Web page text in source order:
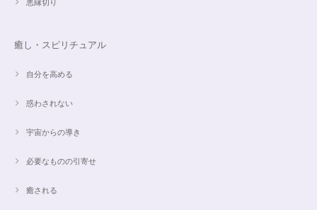
悪縁切り
癒し・スピリチュアル
自分を高める
惑わされない
宇宙からの導き
必要なものの引寄せ
癒される